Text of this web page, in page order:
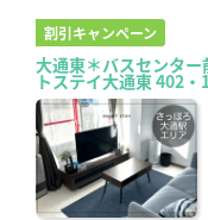
割引キャンペーン
大通東＊バスセンタ
トステイ大通東 402